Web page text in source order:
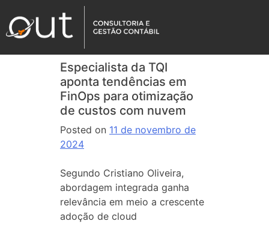
Especialista da TQI
aponta tendências em
FinOps para otimização
de custos com nuvem
Posted on 11 de novembro de
2024
Segundo Cristiano Oliveira,
abordagem integrada ganha
relevância em meio a crescente
adoção de cloud